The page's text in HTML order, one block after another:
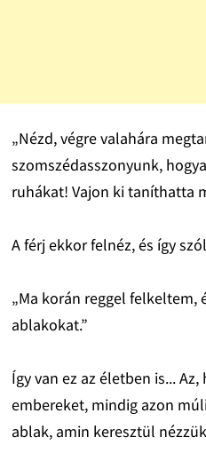
„Nézd, végre valahára
szomszédasszonyunk,
ruhákat! Vajon ki taníthatta
A férj ekkor felnéz, és így
„Ma korán reggel felkeltem,
ablakokat.”
Így van ez az életben is...
embereket, mindig azon
ablak, amin keresztül